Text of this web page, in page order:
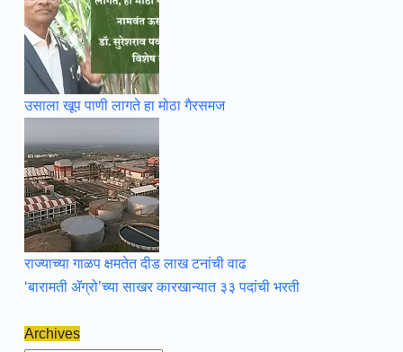
उसाला खूप पाणी लागते हा मोठा गैरसमज
राज्याच्या गाळप क्षमतेत दीड लाख टनांची वाढ
‘बारामती ॲग्रो’च्या साखर कारखान्यात ३३ पदांची भरती
Archives